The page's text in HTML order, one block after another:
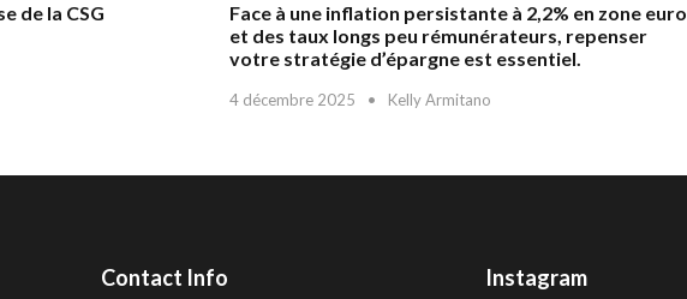
de la CSG
Face à une inflation persistante à 2,2% en zone euro
et des taux longs peu rémunérateurs, repenser
votre stratégie d’épargne est essentiel.
4 décembre 2025 • Kelly Armitano
Contact Info Instagram